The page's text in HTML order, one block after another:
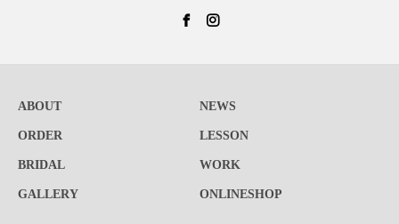
ABOUT NEWS
ORDER LESSON
BRIDAL WORK
GALLERY ONLINESHOP